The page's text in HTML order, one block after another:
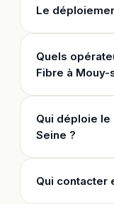
Le
Quels
Fibre à Mouy-
Qui déploie
Seine ?
Qui contacter